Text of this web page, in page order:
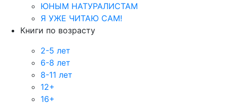
ЮНЫМ НАТУРАЛИСТАМ
Я УЖЕ ЧИТАЮ САМ!
Книги по возрасту
2-5 лет
6-8 лет
8-11 лет
12+
16+